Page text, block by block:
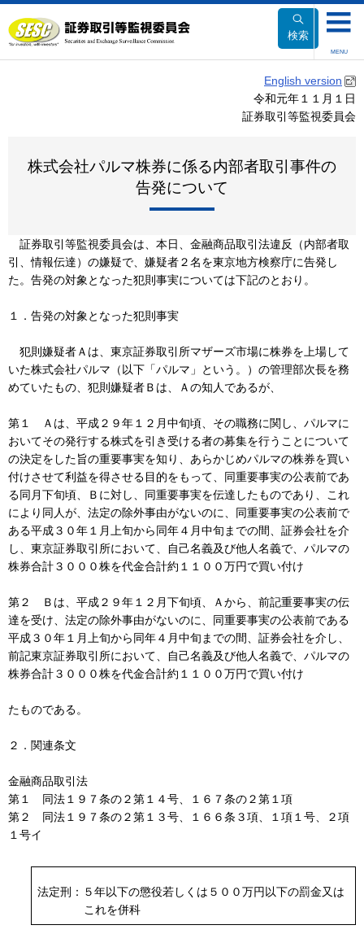
文
へ
検索
MENU
English version
令和元年１１月１日
証券取引等監視委員会
株式会社パルマ株券に係る内部者取引事件の
告発について
証券取引等監視委員会は、本日、金融商品取引法違反（内部者取
引、情報伝達）の嫌疑で、嫌疑者２名を東京地方検察庁に告発し
た。告発の対象となった犯則事実については下記のとおり。
１．告発の対象となった犯則事実
犯則嫌疑者Ａは、東京証券取引所マザーズ市場に株券を上場して
いた株式会社パルマ（以下「パルマ」という。）の管理部次長を務
めていたもの、犯則嫌疑者Ｂは、Ａの知人であるが、
第１ Ａは、平成２９年１２月中旬頃、その職務に関し、パルマに
おいてその発行する株式を引き受ける者の募集を行うことについて
の決定をした旨の重要事実を知り、あらかじめパルマの株券を買い
付けさせて利益を得させる目的をもって、同重要事実の公表前であ
る同月下旬頃、Ｂに対し、同重要事実を伝達したものであり、これ
により同人が、法定の除外事由がないのに、同重要事実の公表前で
ある平成３０年１月上旬から同年４月中旬までの間、証券会社を介
し、東京証券取引所において、自己名義及び他人名義で、パルマの
株券合計３０００株を代金合計約１１００万円で買い付け
第２ Ｂは、平成２９年１２月下旬頃、Ａから、前記重要事実の伝
達を受け、法定の除外事由がないのに、同重要事実の公表前である
平成３０年１月上旬から同年４月中旬までの間、証券会社を介し、
前記東京証券取引所において、自己名義及び他人名義で、パルマの
株券合計３０００株を代金合計約１１００万円で買い付け
たものである。
２．関連条文
金融商品取引法
第１ 同法１９７条の２第１４号、１６７条の２第１項
第２ 同法１９７条の２第１３号、１６６条３項、１項１号、２項
１号イ
法定刑：５年以下の懲役若しくは５００万円以下の罰金又は
これを併科